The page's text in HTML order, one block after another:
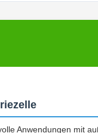
Anwendungen mit